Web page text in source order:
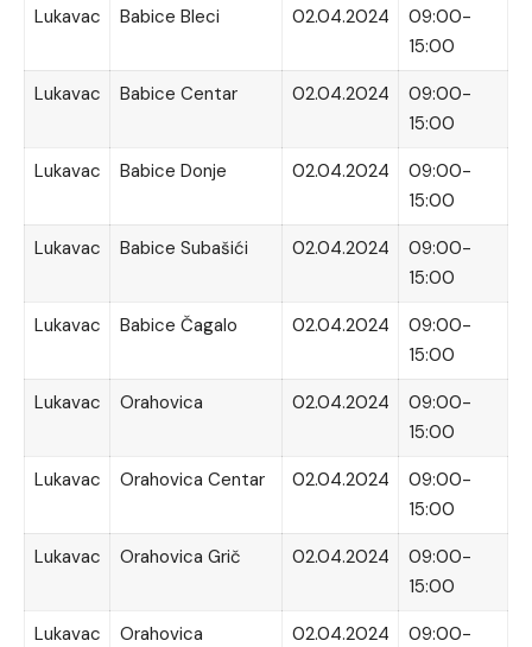
Lukavac
Babice Bleci 02.04.2024
09:00-
15:00
Lukavac
Babice Centar 02.04.2024
09:00-
15:00
Lukavac
Babice Donje 02.04.2024
09:00-
15:00
Lukavac
Babice Subašići 02.04.2024
09:00-
15:00
Lukavac
Babice Čagalo 02.04.2024
09:00-
15:00
Lukavac
Orahovica 02.04.2024
09:00-
15:00
Lukavac
Orahovica Centar 02.04.2024
09:00-
15:00
Lukavac
Orahovica Grič 02.04.2024
09:00-
15:00
Lukavac
Orahovica
02.04.2024
09:00-